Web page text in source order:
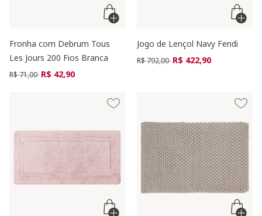
Fronha com Debrum Tous
Les Jours 200 Fios Branca
Preço reduzido de
R$ 71,00 para
R$ 42,90
Jogo de Lençol Navy Fendi
Preço reduzido de
R$ 792,00 para
R$ 422,90